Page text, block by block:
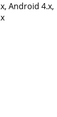
Android 4.x,